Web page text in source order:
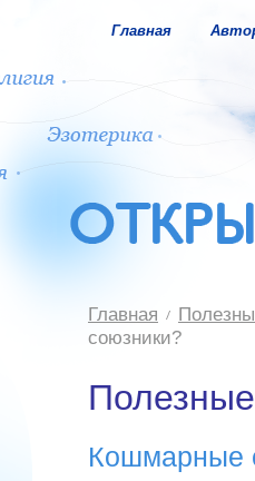
Главная
Главная
союзники?
Кошмарные